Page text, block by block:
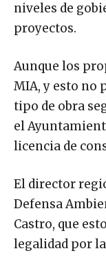
niveles de
proyectos.
Aunque los
MIA, y esto no
tipo de obra
el
licencia de
El director
Defensa
Castro, que
legalidad por